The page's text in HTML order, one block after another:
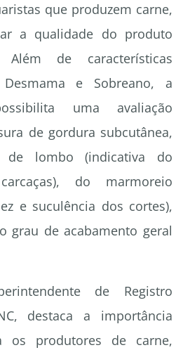
que produzem carne,
a qualidade do produto
de características
e Sobreano, a
uma avaliação
de gordura subcutânea,
lombo (indicativa do
do marmoreio
e suculência dos cortes),
grau de acabamento geral
de Registro
destaca a importância
os produtores de carne,